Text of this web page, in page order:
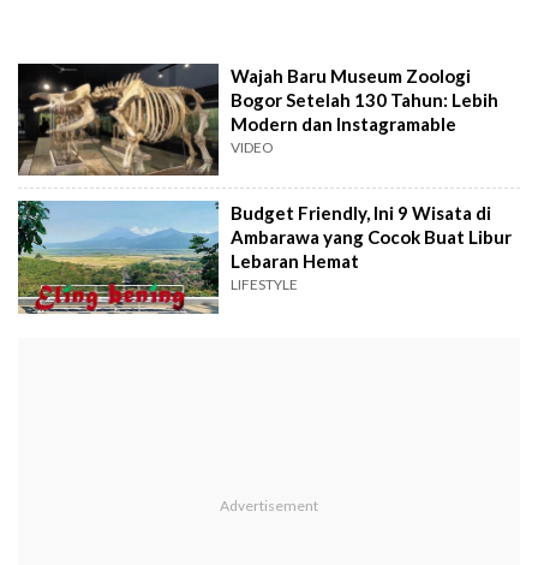
Wajah Baru Museum Zoologi
Bogor Setelah 130 Tahun: Lebih
Modern dan Instagramable
VIDEO
Budget Friendly, Ini 9 Wisata di
Ambarawa yang Cocok Buat Libur
Lebaran Hemat
LIFESTYLE